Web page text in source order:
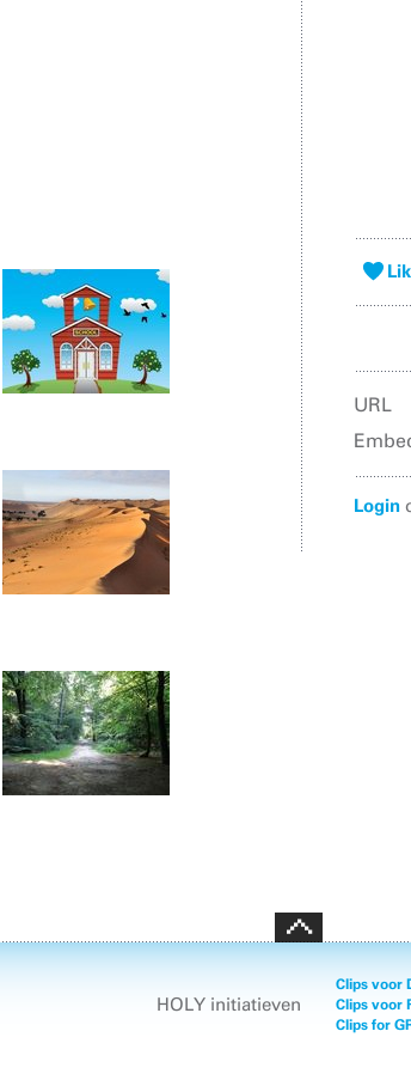
URL
Login
HOLY initiatieven
Clips voor
Clips voor
Clips for